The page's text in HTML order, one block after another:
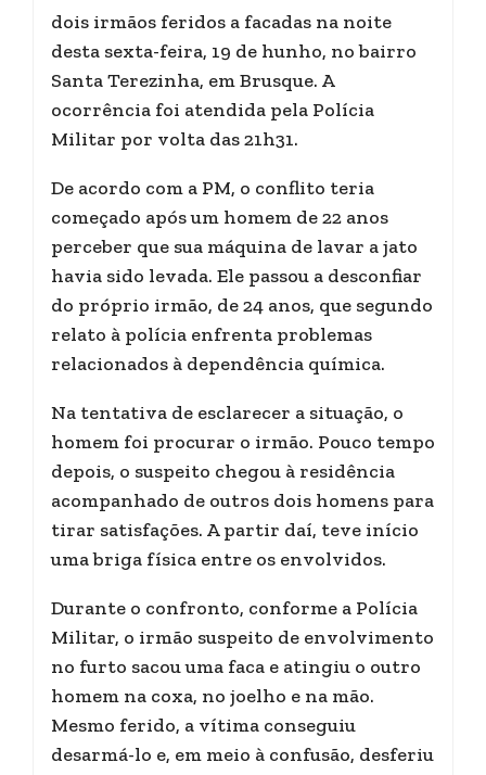
dois irmãos feridos a facadas na noite
desta sexta-feira, 19 de hunho, no bairro
Santa Terezinha, em Brusque. A
ocorrência foi atendida pela Polícia
Militar por volta das 21h31.
De acordo com a PM, o conflito teria
começado após um homem de 22 anos
perceber que sua máquina de lavar a jato
havia sido levada. Ele passou a desconfiar
do próprio irmão, de 24 anos, que segundo
relato à polícia enfrenta problemas
relacionados à dependência química.
Na tentativa de esclarecer a situação, o
homem foi procurar o irmão. Pouco tempo
depois, o suspeito chegou à residência
acompanhado de outros dois homens para
tirar satisfações. A partir daí, teve início
uma briga física entre os envolvidos.
Durante o confronto, conforme a Polícia
Militar, o irmão suspeito de envolvimento
no furto sacou uma faca e atingiu o outro
homem na coxa, no joelho e na mão.
Mesmo ferido, a vítima conseguiu
desarmá-lo e, em meio à confusão, desferiu